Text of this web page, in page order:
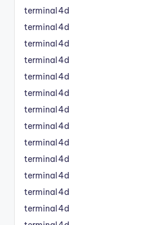
terminal4d
terminal4d
terminal4d
terminal4d
terminal4d
terminal4d
terminal4d
terminal4d
terminal4d
terminal4d
terminal4d
terminal4d
terminal4d